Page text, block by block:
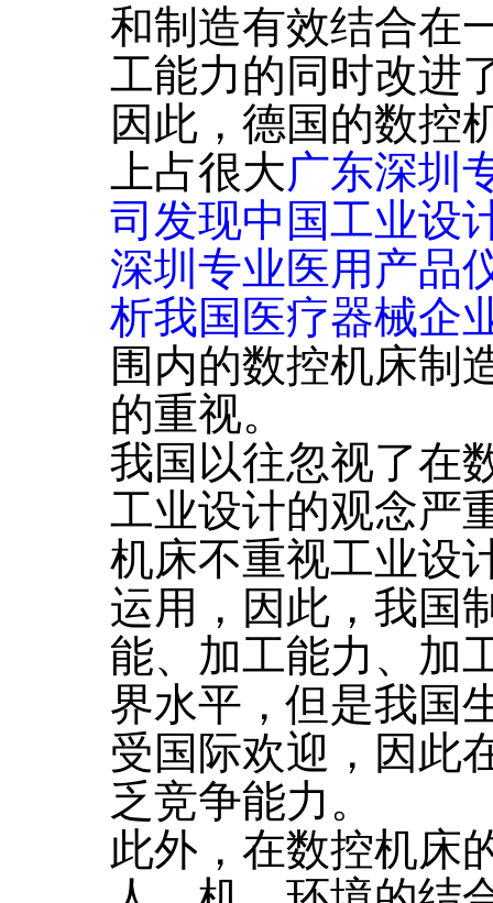
和制造有效结合在
工能力的同时改进
因此，德国的数控
上占很大广东深圳
司发现中国工业设
深圳专业医用产品
析我国医疗器械企
围内的数控机床制
的重视。
我国以往忽视了在
工业设计的观念严
机床不重视工业设
运用，因此，我国
能、加工能力、加
界水平，但是我国
受国际欢迎，因此
乏竞争能力。
此外，在数控机床